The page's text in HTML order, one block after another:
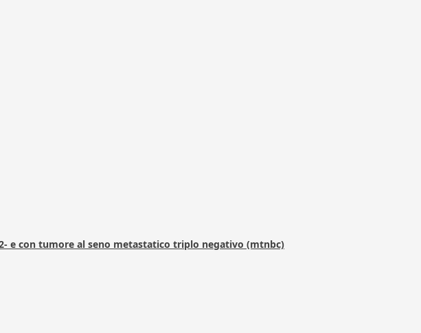
e con tumore al seno metastatico triplo negativo (mtnbc)